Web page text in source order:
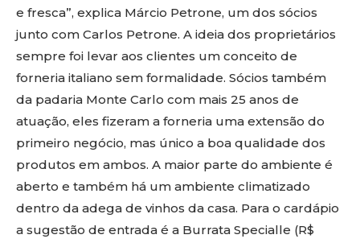
e fresca”, explica Márcio Petrone, um dos sócios
junto com Carlos Petrone. A ideia dos proprietários
sempre foi levar aos clientes um conceito de
forneria italiano sem formalidade. Sócios também
da padaria Monte Carlo com mais 25 anos de
atuação, eles fizeram a forneria uma extensão do
primeiro negócio, mas único a boa qualidade dos
produtos em ambos. A maior parte do ambiente é
aberto e também há um ambiente climatizado
dentro da adega de vinhos da casa. Para o cardápio
a sugestão de entrada é a Burrata Specialle (R$